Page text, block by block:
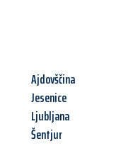
Ajdovščina
Jesenice
Ljubljana
Šentjur